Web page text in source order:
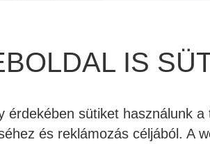
Ft
REL T-ZERO
AKTÍV
210.000 Ft
IS
érdekében sütiket használunk
és reklámozás céljából. A